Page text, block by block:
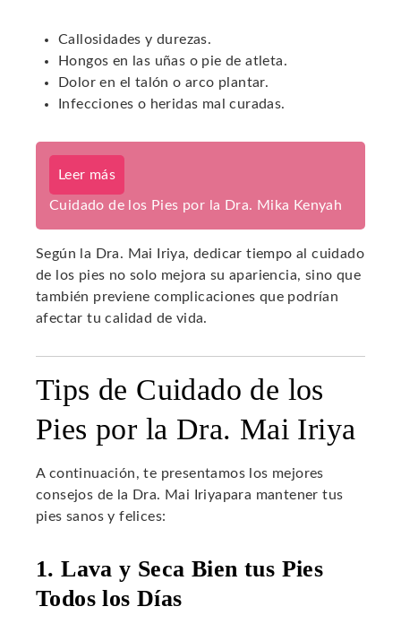
Callosidades y durezas.
Hongos en las uñas o pie de atleta.
Dolor en el talón o arco plantar.
Infecciones o heridas mal curadas.
Leer más
Cuidado de los Pies por la Dra. Mika Kenyah
Según la Dra. Mai Iriya, dedicar tiempo al cuidado
de los pies no solo mejora su apariencia, sino que
también previene complicaciones que podrían
afectar tu calidad de vida.
Tips de Cuidado de los
Pies por la Dra. Mai Iriya
A continuación, te presentamos los mejores
consejos de la Dra. Mai Iriyapara mantener tus
pies sanos y felices:
1. Lava y Seca Bien tus Pies
Todos los Días